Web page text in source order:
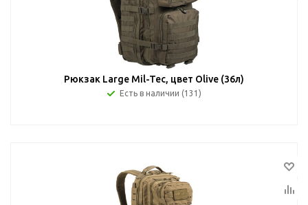
Рюкзак Large Mil-Tec, цвет Olive (36л)
Есть в наличии (131)